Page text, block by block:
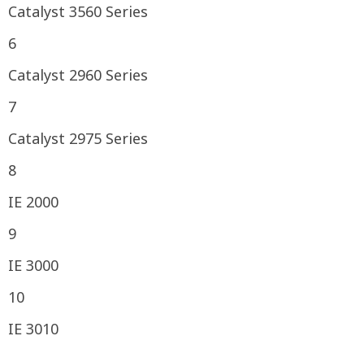
Catalyst 3560 Series
6
Catalyst 2960 Series
7
Catalyst 2975 Series
8
IE 2000
9
IE 3000
10
IE 3010